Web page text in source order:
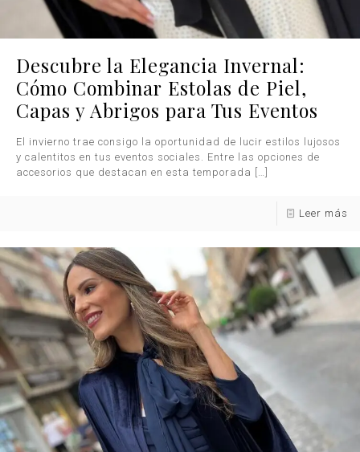
Descubre la Elegancia Invernal:
Cómo Combinar Estolas de Piel,
Capas y Abrigos para Tus Eventos
El invierno trae consigo la oportunidad de lucir estilos lujosos
y calentitos en tus eventos sociales. Entre las opciones de
accesorios que destacan en esta temporada
[…]
Leer más